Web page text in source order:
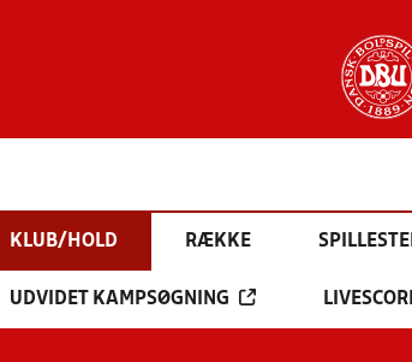
KLUB/HOLD RÆKKE
UDVIDET KAMPSØGNING